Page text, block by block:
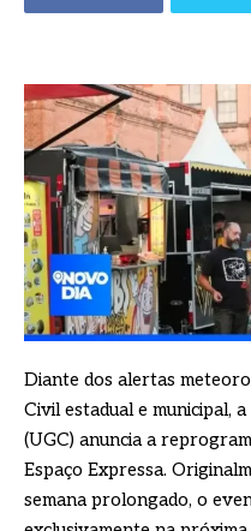
Diante dos alertas
Civil estadual e municipal,
(UGC) anuncia a
Espaço Expressa.
semana prolongado, o